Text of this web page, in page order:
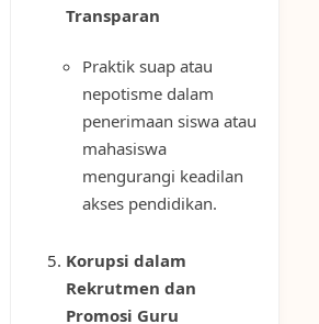
Transparan
Praktik suap atau
nepotisme dalam
penerimaan siswa atau
mahasiswa
mengurangi keadilan
akses pendidikan.
Korupsi dalam
Rekrutmen dan
Promosi Guru